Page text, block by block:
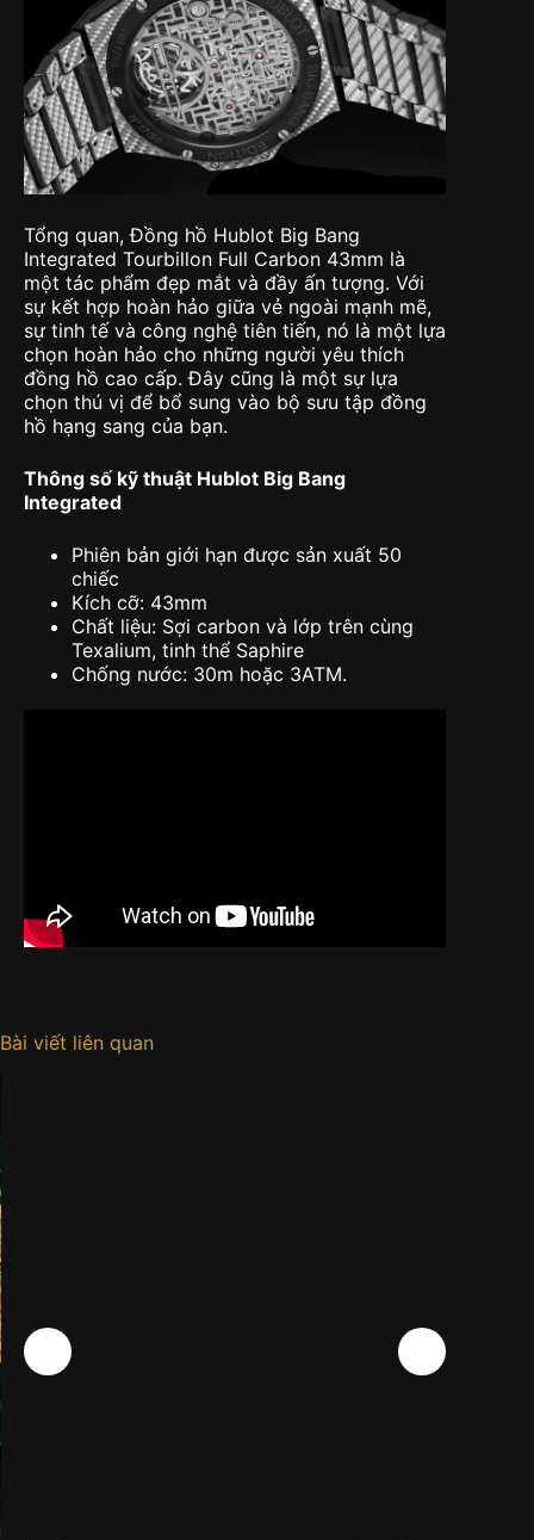
Tổng quan, Đồng hồ Hublot Big Bang
Integrated Tourbillon Full Carbon 43mm là
một tác phẩm đẹp mắt và đầy ấn tượng. Với
sự kết hợp hoàn hảo giữa vẻ ngoài mạnh mẽ,
sự tinh tế và công nghệ tiên tiến, nó là một lựa
chọn hoàn hảo cho những người yêu thích
đồng hồ cao cấp. Đây cũng là một sự lựa
chọn thú vị để bổ sung vào bộ sưu tập đồng
hồ hạng sang của bạn.
Thông số kỹ thuật Hublot Big Bang
Integrated
Phiên bản giới hạn được sản xuất 50
chiếc
Kích cỡ: 43mm
Chất liệu: Sợi carbon và lớp trên cùng
Texalium, tinh thể Saphire
Chống nước: 30m hoặc 3ATM.
Bài viết liên quan